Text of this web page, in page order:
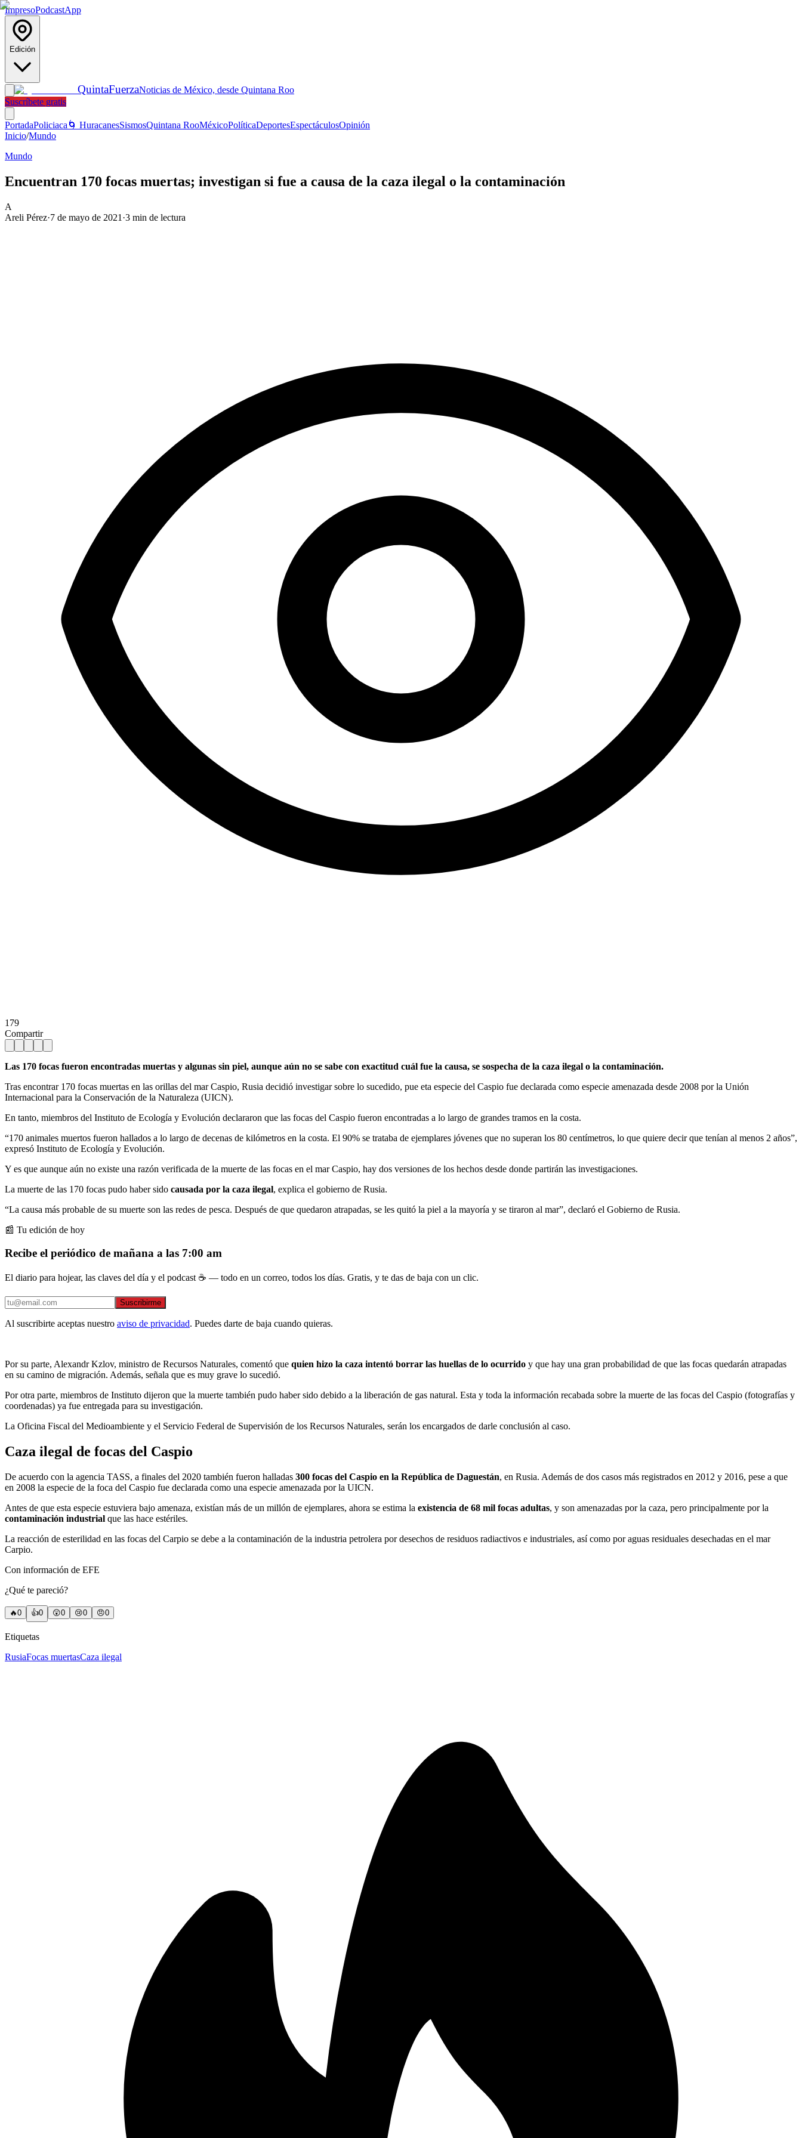
ImpresoPodcastApp
Edición
QuintaFuerzaNoticias de México, desde Quintana Roo
Suscríbete gratis
PortadaPoliciaca 🌀 HuracanesSismosQuintana RooMéxicoPolíticaDeportesEspectáculosOpinión
Inicio/Mundo
Mundo
Encuentran 170 focas muertas; investigan si fue a causa de la caza ilegal o la contaminación
A
Areli Pérez·7 de mayo de 2021 ·3 min de lectura
179
Compartir
Las 170 focas fueron encontradas muertas y algunas sin piel, aunque aún no se sabe con exactitud cuál fue la causa, se sospecha de la caza ilegal o la contaminación.
Tras encontrar 170 focas muertas en las orillas del mar Caspio, Rusia decidió investigar sobre lo sucedido, pue eta especie del Caspio fue declarada como especie amenazada desde 2008 por la Unión
Internacional para la Conservación de la Naturaleza (UICN).
En tanto, miembros del Instituto de Ecología y Evolución declararon que las focas del Caspio fueron encontradas a lo largo de grandes tramos en la costa.
“170 animales muertos fueron hallados a lo largo de decenas de kilómetros en la costa. El 90% se trataba de ejemplares jóvenes que no superan los 80 centímetros, lo que quiere decir que tenían al menos 2 años”,
expresó Instituto de Ecología y Evolución.
Y es que aunque aún no existe una razón verificada de la muerte de las focas en el mar Caspio, hay dos versiones de los hechos desde donde partirán las investigaciones.
La muerte de las 170 focas pudo haber sido causada por la caza ilegal, explica el gobierno de Rusia.
“La causa más probable de su muerte son las redes de pesca. Después de que quedaron atrapadas, se les quitó la piel a la mayoría y se tiraron al mar”, declaró el Gobierno de Rusia.
📰 Tu edición de hoy
Recibe el periódico de mañana a las 7:00 am
El diario para hojear, las claves del día y el podcast ☕ — todo en un correo, todos los días. Gratis, y te das de baja con un clic.
Suscribirme
Al suscribirte aceptas nuestro aviso de privacidad. Puedes darte de baja cuando quieras.
Por su parte, Alexandr Kzlov, ministro de Recursos Naturales, comentó que quien hizo la caza intentó borrar las huellas de lo ocurrido y que hay una gran probabilidad de que las focas quedarán atrapadas
en su camino de migración. Además, señala que es muy grave lo sucedió.
Por otra parte, miembros de Instituto dijeron que la muerte también pudo haber sido debido a la liberación de gas natural. Esta y toda la información recabada sobre la muerte de las focas del Caspio (fotografías y
coordenadas) ya fue entregada para su investigación.
La Oficina Fiscal del Medioambiente y el Servicio Federal de Supervisión de los Recursos Naturales, serán los encargados de darle conclusión al caso.
Caza ilegal de focas del Caspio
De acuerdo con la agencia TASS, a finales del 2020 también fueron halladas 300 focas del Caspio en la República de Daguestán, en Rusia. Además de dos casos más registrados en 2012 y 2016, pese a que
en 2008 la especie de la foca del Caspio fue declarada como una especie amenazada por la UICN.
Antes de que esta especie estuviera bajo amenaza, existían más de un millón de ejemplares, ahora se estima la existencia de 68 mil focas adultas, y son amenazadas por la caza, pero principalmente por la
contaminación industrial que las hace estériles.
La reacción de esterilidad en las focas del Carpio se debe a la contaminación de la industria petrolera por desechos de residuos radiactivos e industriales, así como por aguas residuales desechadas en el mar
Carpio.
Con información de EFE
¿Qué te pareció?
🔥0 👍0 😲0 😢0 😠0
Etiquetas
RusiaFocas muertasCaza ilegal